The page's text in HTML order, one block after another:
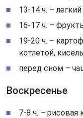
13-14 ч. –
16-17 ч. –
19-20 ч. –
котлетой,
перед сном –
Воскресенье
7-8 ч. – рисовая